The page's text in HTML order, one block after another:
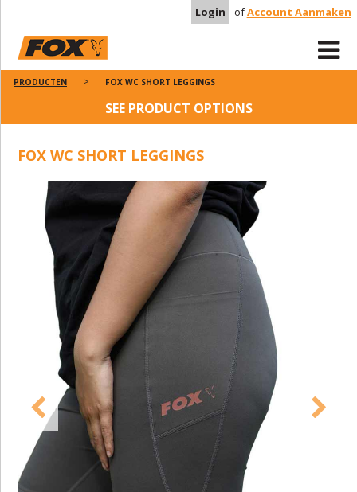
Login ofAccount Aanmaken
PRODUCTEN FOX WC SHORT LEGGINGS
SEE PRODUCT OPTIONS
FOX WC SHORT LEGGINGS